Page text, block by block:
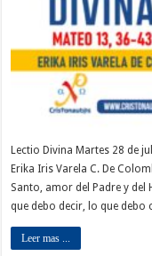
Lectio Divina Martes 28 de
Erika Iris Varela C. De
Santo, amor del Padre y del
que debo decir, lo que
Leer mas ...